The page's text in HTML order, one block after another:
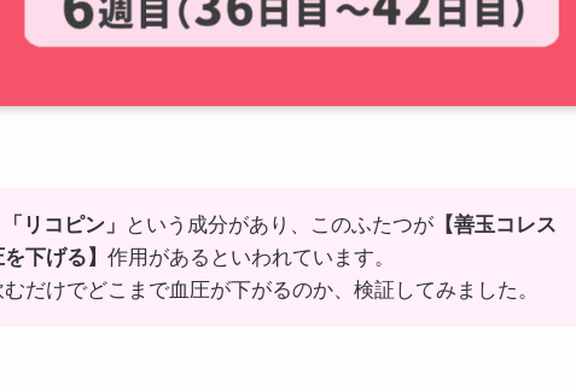
「リコピン」 という成分があり、このふたつが 【善玉コレス
下げる】作用があるといわれています。
だけでどこまで血圧が下がるのか、検証してみました。